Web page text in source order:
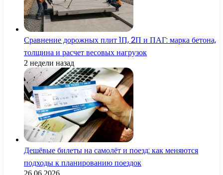
Сравнение дорожных плит 1П, 2П и ПАГ: марка бетона,
толщина и расчет весовых нагрузок
2 недели назад
Дешёвые билеты на самолёт и поезд: как меняются
подходы к планированию поездок
26.06.2026